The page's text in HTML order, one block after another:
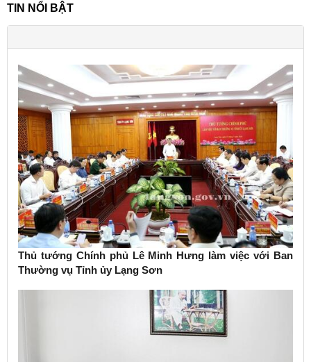
TIN NỔI BẬT
Thủ tướng Chính phủ Lê Minh Hưng làm việc với Ban
Thường vụ Tỉnh ủy Lạng Sơn